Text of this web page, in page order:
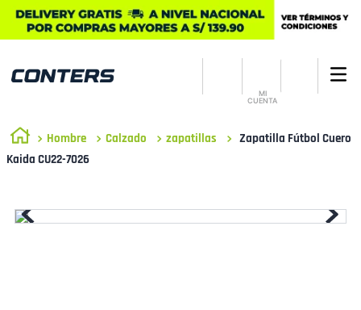
MI
CUENTA
Hombre Calzado zapatillas
Zapatilla Fútbol Cuero
Kaida CU22-7026